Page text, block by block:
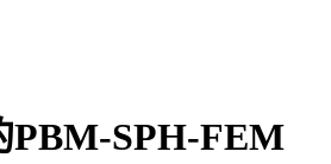
PBM-SPH-FEM